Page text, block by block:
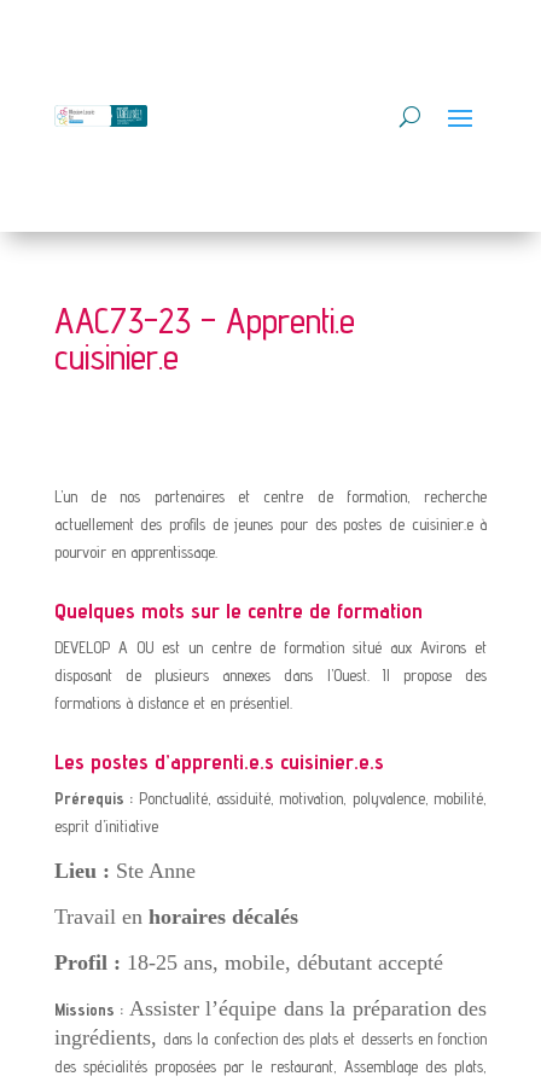
AAC73-23 – Apprenti.e
cuisinier.e
L’un de nos partenaires et centre de formation, recherche
actuellement des profils de jeunes pour des postes de cuisinier.e à
pourvoir en apprentissage.
Quelques mots sur le centre de formation
DEVELOP A OU est un centre de formation situé aux Avirons et
disposant de plusieurs annexes dans l’Ouest. Il propose des
formations à distance et en présentiel.
Les postes d’apprenti.e.s cuisinier.e.s
Prérequis : Ponctualité, assiduité, motivation, polyvalence, mobilité,
esprit d’initiative
Lieu : Ste Anne
Travail en horaires décalés
Profil : 18-25 ans, mobile, débutant accepté
Missions : Assister l’équipe dans la préparation des
ingrédients, dans la confection des plats et desserts en fonction
des spécialités proposées par le restaurant, Assemblage des plats,